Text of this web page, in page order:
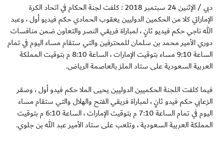
دبي / الإثنين 24 سبتمبر 2018 : كلفت لجنة الحكام في اتحاد الكرة
الإماراتي كلا من الحكمين الدوليين يعقوب الحمادي حكم فيديو أول ، وعبد
الله ناجي حكم فيديو ثانٍ ، لمباراة فريقي النصر والتعاون ضمن منافسات
دوري الأمير محمد بن سلمان للمحترفين والتي ستقام مساء اليوم في تمام
الساعة 9:10 مساء بتوقيت الإمارات ، الساعة 8:10 م بتوقيت المملكة
العربية السعودية على ستاد الملز بالعاصمة الرياض.
فيما كلفت اللجنة الحكميين الدوليين يحيى الملا حكم فيدو أول ، وصقر
الزعابي حكم فيدو ثانٍ ، لمباراة فريقي الفتح والهلال والتي ستقام مساء
اليوم في تمام الساعة 7:10 م بتوقيت الإمارات ، الساعة 6:10 م بتوقيت
المملكة العربية السعودية ، وتلعب على ستاد الأمير عبد الله بن جلوي.